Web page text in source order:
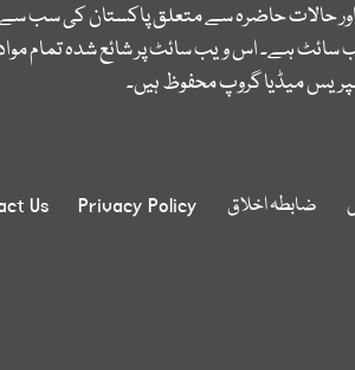
حالات حاضرہ سے متعلق پاکستان کی سب سے
سائٹ ہے۔ اس ویب سائٹ پر شائع شدہ تمام
میڈیا گروپ محفوظ ہیں۔
ضابطہ اخلاق Privacy Policy
Us